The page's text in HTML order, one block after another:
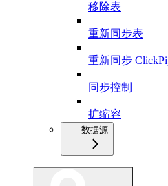
移除表
重新同步表
重新同步
同步控制
扩缩容
数据源